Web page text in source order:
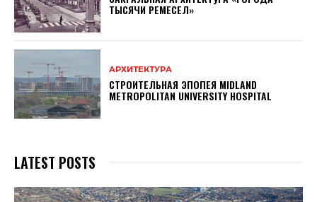
ТЫСЯЧИ РЕМЕСЕЛ»
АРХИТЕКТУРА
СТРОИТЕЛЬНАЯ ЭПОПЕЯ MIDLAND
METROPOLITAN UNIVERSITY HOSPITAL
LATEST POSTS